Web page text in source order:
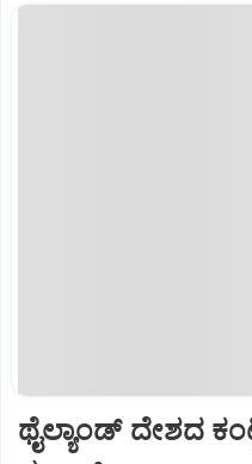
ಥೈಲ್ಯಾಂಡ್ ದೇಶದ